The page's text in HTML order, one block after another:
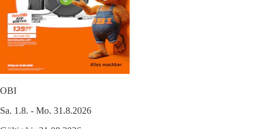
OBI
Sa. 1.8. - Mo. 31.8.2026